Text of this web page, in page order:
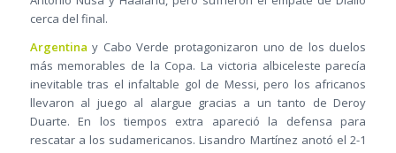
cerca del final.
Argentina y Cabo Verde protagonizaron uno de los duelos
más memorables de la Copa. La victoria albiceleste parecía
inevitable tras el infaltable gol de Messi, pero los africanos
llevaron al juego al alargue gracias a un tanto de Deroy
Duarte. En los tiempos extra apareció la defensa para
rescatar a los sudamericanos. Lisandro Martínez anotó el 2-1